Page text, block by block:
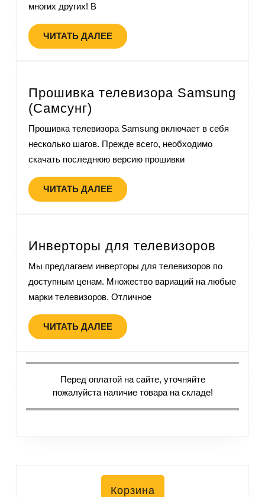
многих других! В
ЧИТАТЬ ДАЛЕЕ
Прошивка телевизора Samsung
(Самсунг)
Прошивка телевизора Samsung включает в себя
несколько шагов. Прежде всего, необходимо
скачать последнюю версию прошивки
ЧИТАТЬ ДАЛЕЕ
Инверторы для телевизоров
Мы предлагаем инверторы для телевизоров по
доступным ценам. Множество вариаций на любые
марки телевизоров. Отличное
ЧИТАТЬ ДАЛЕЕ
Перед оплатой на сайте, уточняйте
пожалуйста наличие товара на складе!
Корзина